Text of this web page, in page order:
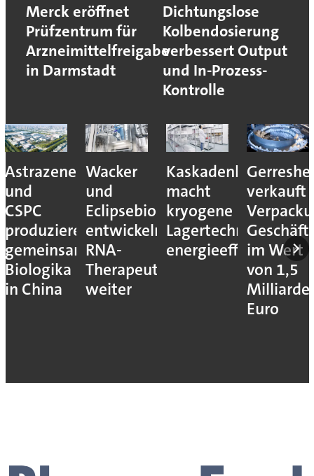
Merck eröffnet
Prüfzentrum für
Arzneimittelfreigabe
in Darmstadt
Dichtungslose
Kolbendosierung
verbessert Output
und In-Prozess-
Kontrolle
Wacker
und
Eclipsebio
entwickeln
RNA-
Therapeutika
weiter
Kaskadenkonzept
macht
kryogene
Lagertechnik
energieeffizienter
Gerresheimer
verkauft
Verpackungs-
Geschäftseinheiten
im Wert
Codis
Catalent-
Standort
in